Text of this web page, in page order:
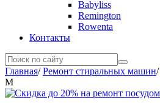
Babyliss
Remington
Rowenta
Контакты
Главная/Ремонт стиральных машин/
M